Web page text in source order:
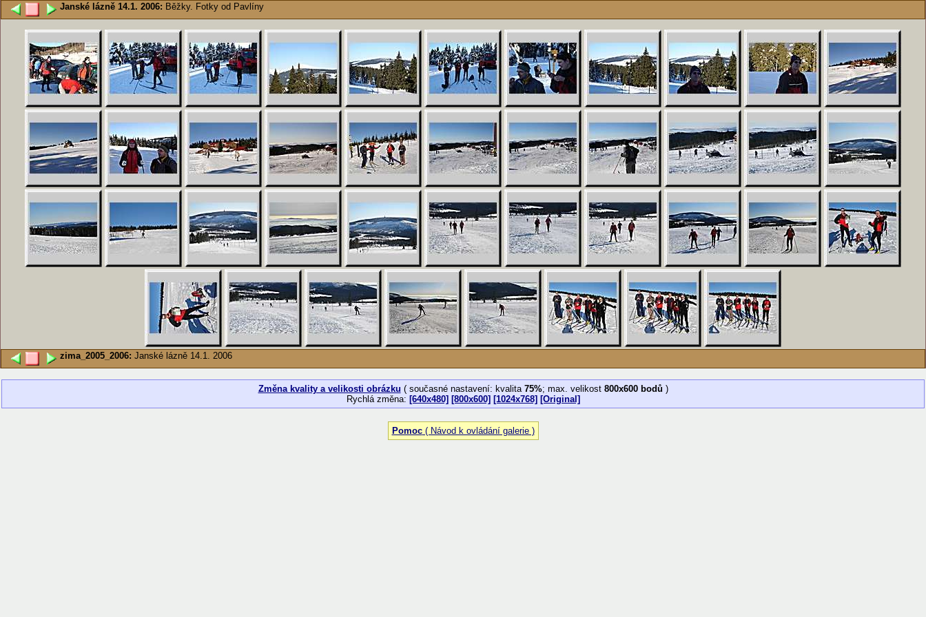
Janské lázně 14.1. 2006: Běžky. Fotky od Pavlíny
zima_2005_2006: Janské lázně 14.1. 2006
Změna kvality a velikosti obrázku ( současné nastavení: kvalita 75%; max. velikost 800x600 bodů )
Rychlá změna: [640x480] [800x600] [1024x768] [Original]
Pomoc( Návod k ovládání galerie )